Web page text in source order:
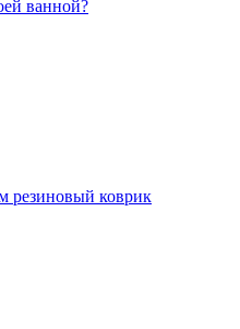
ванной?
резиновый коврик